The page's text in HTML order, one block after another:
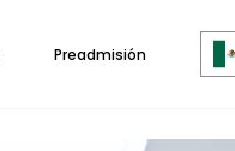
Preadmisión